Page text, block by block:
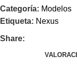
Categoría: Modelos
Etiqueta: Nexus
Share: